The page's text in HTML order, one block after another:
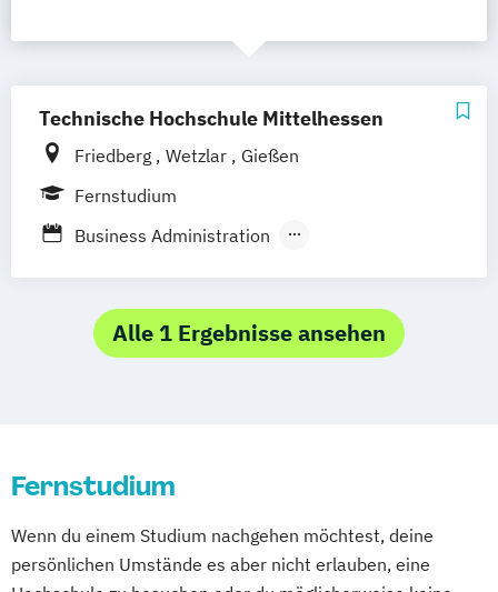
Technische Hochschule Mittelhessen
Friedberg Wetzlar
Gießen
Fernstudium
Business Administration
Innovationsmanagement Logistik
Wirtschaftsingenieurwesen
Alle 1 Ergebnisse ansehen
Fernstudium
Wenn du einem Studium nachgehen möchtest, deine
persönlichen Umstände es aber nicht erlauben, eine